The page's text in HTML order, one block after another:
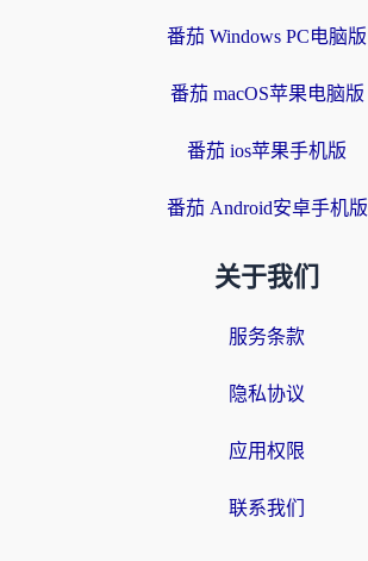
番茄 Windows PC电脑版
番茄 macOS苹果电脑版
番茄 ios苹果手机版
番茄 Android安卓手机版
关于我们
服务条款
隐私协议
应用权限
联系我们